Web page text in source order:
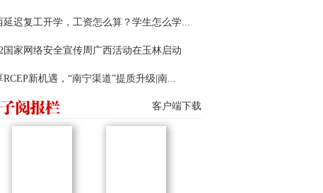
延迟复工开学，工资怎么算？学生怎么学...
国家网络安全宣传周广西活动在玉林启动
RCEP新机遇，“南宁渠道”提质升级|南...
客户端下载